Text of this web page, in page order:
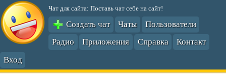
Чат для сайта: Поставь чат себе на сайт!
Создать чат Чаты
Пользователи
Радио
Приложения Справка
Контакт
Вход